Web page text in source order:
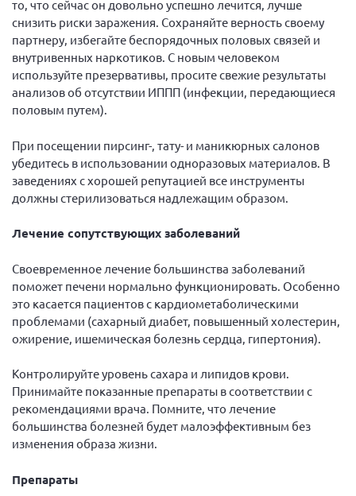
то, что сейчас он довольно успешно лечится, лучше
снизить риски заражения. Сохраняйте верность своему
партнеру, избегайте беспорядочных половых связей и
внутривенных наркотиков. С новым человеком
используйте презервативы, просите свежие результаты
анализов об отсутствии ИППП (инфекции, передающиеся
половым путем).
При посещении пирсинг-, тату- и маникюрных салонов
убедитесь в использовании одноразовых материалов. В
заведениях с хорошей репутацией все инструменты
должны стерилизоваться надлежащим образом.
Лечение сопутствующих заболеваний
Своевременное лечение большинства заболеваний
поможет печени нормально функционировать. Особенно
это касается пациентов с кардиометаболическими
проблемами (сахарный диабет, повышенный холестерин,
ожирение, ишемическая болезнь сердца, гипертония).
Контролируйте уровень сахара и липидов крови.
Принимайте показанные препараты в соответствии с
рекомендациями врача. Помните, что лечение
большинства болезней будет малоэффективным без
изменения образа жизни.
Препараты